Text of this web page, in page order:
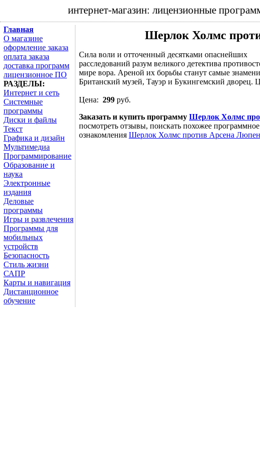
интернет-магазин: лицензионные
Главная
О магазине
оформление заказа
оплата заказа
доставка программ
лицензионное ПО
РАЗДЕЛЫ:
Интернет и сеть
Системные
программы
Диски и файлы
Текст
Графика и дизайн
Мультимедиа
Программирование
Образование и
наука
Электронные
издания
Деловые
программы
Игры и развлечения
Программы для
мобильных
устройств
Безопасность
Стиль жизни
САПР
Карты и навигация
Дистанционное
обучение
Шерлок Холмс
Сила воли и отточенный десятками опаснейших
расследований разум великого детектива
мире вора. Ареной их борьбы станут самые
Британский музей, Тауэр и Букингемский дворец.
Цена: 299 руб.
Заказать и купить программу Шерлок Холмс
посмотреть отзывы, поискать похожее
ознакомления Шерлок Холмс против Арсена